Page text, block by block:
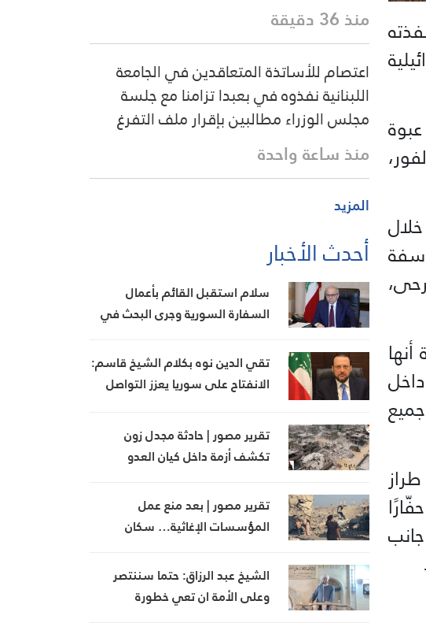
منذ 36 دقيقة
اعتصام للأساتذة المتعاقدين في الجامعة
اللبنانية نفذوه في بعبدا تزامنا مع جلسة
مجلس الوزراء مطالبين بإقرار ملف التفرغ
منذ ساعة واحدة
المزيد
أحدث الأخبار
سلام استقبل القائم بأعمال
السفارة السورية وجرى البحث في
تقي الدين نوه بكلام الشيخ قاسم:
الانفتاح على سوريا يعزز التواصل
تقرير مصور | حادثة مجدل زون
تكشف أزمة داخل كيان العدو
تقرير مصور | بعد منع عمل
المؤسسات الإغاثية… سكان
مصيرهم وحدهم
الشيخ عبد الرزاق: حتما سننتصر
وعلى الأمة ان تعي خطورة